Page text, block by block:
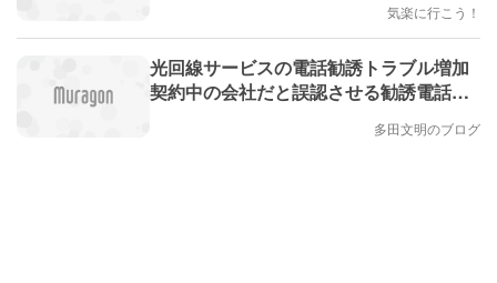
気楽に行こう！
光回線サービスの電話勧誘トラブル増加
契約中の会社だと誤認させる勧誘電話が
多田文明のブログ